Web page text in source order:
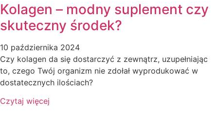
Kolagen – modny suplement czy
skuteczny środek?
10 października 2024
Czy kolagen da się dostarczyć z zewnątrz, uzupełniając
to, czego Twój organizm nie zdołał wyprodukować w
dostatecznych ilościach?
Czytaj więcej